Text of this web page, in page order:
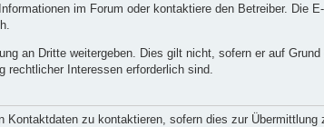
im Forum oder kontaktiere den Betreiber. Die
an Dritte weitergeben. Dies gilt nicht, sofern er auf
Interessen erforderlich sind.
zu kontaktieren, sofern dies zur